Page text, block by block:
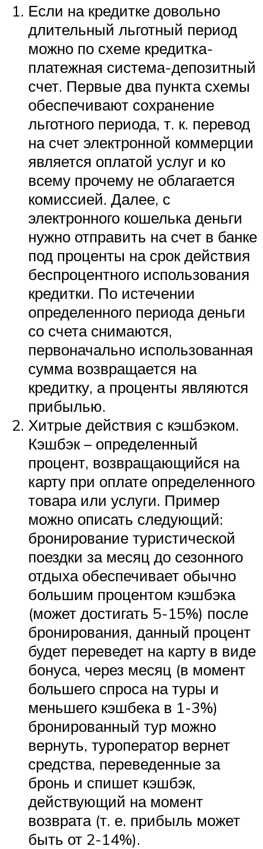
Если на кредитке довольно
длительный льготный период
можно по схеме кредитка-
платежная система-депозитный
счет. Первые два пункта схемы
обеспечивают сохранение
льготного периода, т. к. перевод
на счет электронной коммерции
является оплатой услуг и ко
всему прочему не облагается
комиссией. Далее, с
электронного кошелька деньги
нужно отправить на счет в банке
под проценты на срок действия
беспроцентного использования
кредитки. По истечении
определенного периода деньги
со счета снимаются,
первоначально использованная
сумма возвращается на
кредитку, а проценты являются
прибылью.
Хитрые действия с кэшбэком.
Кэшбэк – определенный
процент, возвращающийся на
карту при оплате определенного
товара или услуги. Пример
можно описать следующий:
бронирование туристической
поездки за месяц до сезонного
отдыха обеспечивает обычно
большим процентом кэшбэка
(может достигать 5-15%) после
бронирования, данный процент
будет переведет на карту в виде
бонуса, через месяц (в момент
большего спроса на туры и
меньшего кэшбека в 1-3%)
бронированный тур можно
вернуть, туроператор вернет
средства, переведенные за
бронь и спишет кэшбэк,
действующий на момент
возврата (т. е. прибыль может
быть от 2-14%).